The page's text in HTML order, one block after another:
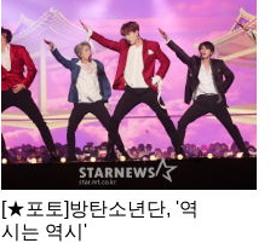
[★포토]방탄소년단, '역
시는 역시'